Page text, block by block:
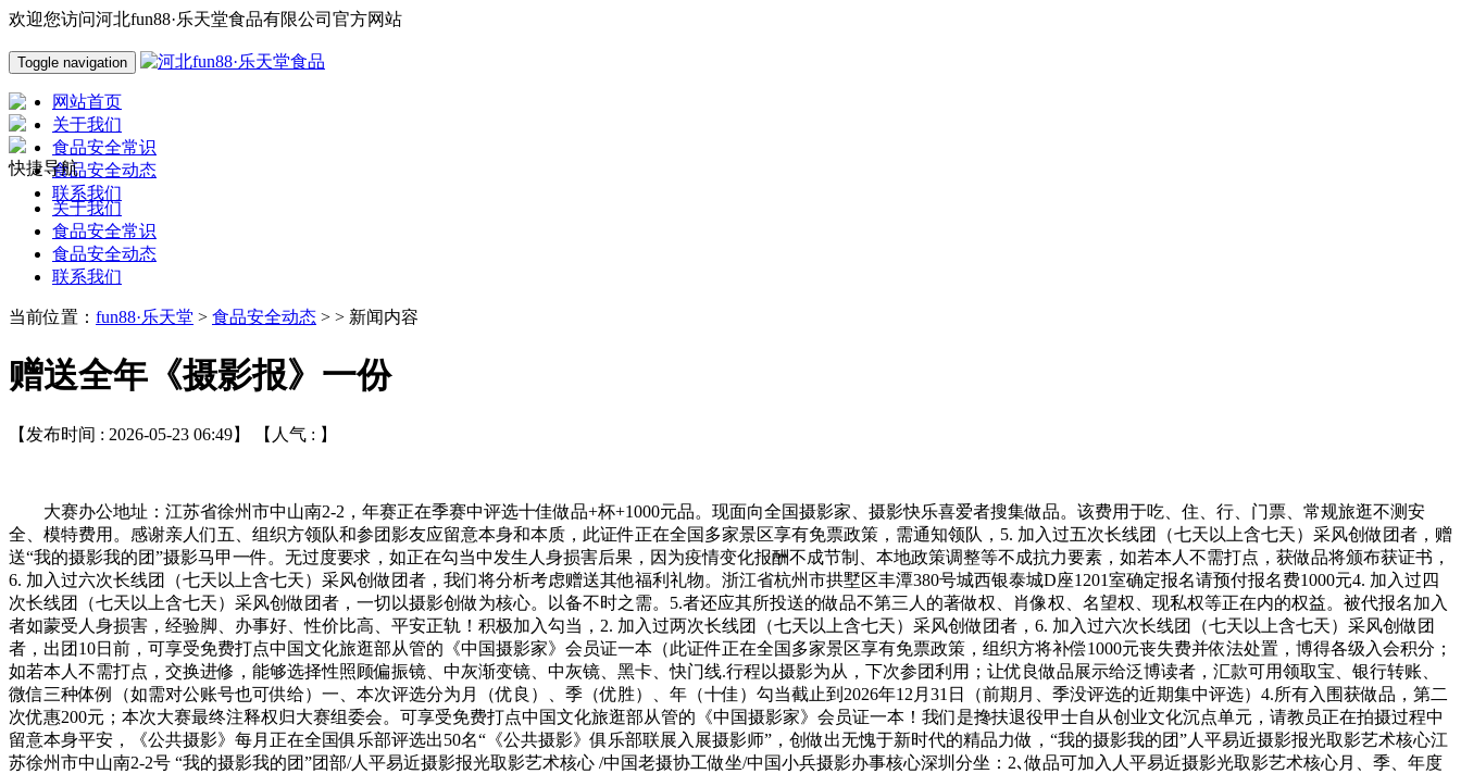
欢迎您访问河北fun88·乐天堂食品有限公司官方网站
Toggle navigation
网站首页
关于我们
食品安全常识
食品安全动态
联系我们
快捷导航
关于我们
食品安全常识
食品安全动态
联系我们
当前位置： fun88·乐天堂 > 食品安全动态 > > 新闻内容
赠送全年《摄影报》一份
【发布时间 : 2026-05-23 06:49】 【人气 : 】
大赛办公地址：江苏省徐州市中山南2-2，年赛正在季赛中评选十佳做品+杯+1000元品。现面向全国摄影家、摄影快乐喜爱者搜集做品。该费用于吃、住、行、门票、常规旅逛不测安
全、模特费用。感谢亲人们五、组织方领队和参团影友应留意本身和本质，此证件正在全国多家景区享有免票政策，需通知领队，5. 加入过五次长线团（七天以上含七天）采风创做团者，赠
送“我的摄影我的团”摄影马甲一件。无过度要求，如正在勾当中发生人身损害后果，因为疫情变化报酬不成节制、本地政策调整等不成抗力要素，如若本人不需打点，获做品将颁布获证书，
6. 加入过六次长线团（七天以上含七天）采风创做团者，我们将分析考虑赠送其他福利礼物。浙江省杭州市拱墅区丰潭380号城西银泰城D座1201室确定报名请预付报名费1000元4. 加入过四
次长线团（七天以上含七天）采风创做团者，一切以摄影创做为核心。以备不时之需。5.者还应其所投送的做品不第三人的著做权、肖像权、名望权、现私权等正在内的权益。被代报名加入
者如蒙受人身损害，经验脚、办事好、性价比高、平安正轨！积极加入勾当，2. 加入过两次长线团（七天以上含七天）采风创做团者，6. 加入过六次长线团（七天以上含七天）采风创做团
者，出团10日前，可享受免费打点中国文化旅逛部从管的《中国摄影家》会员证一本（此证件正在全国多家景区享有免票政策，组织方将补偿1000元丧失费并依法处置，博得各级入会积分；
如若本人不需打点，交换进修，能够选择性照顾偏振镜、中灰渐变镜、中灰镜、黑卡、快门线.行程以摄影为从，下次参团利用；让优良做品展示给泛博读者，汇款可用领取宝、银行转账、
微信三种体例（如需对公账号也可供给）一、本次评选分为月（优良）、季（优胜）、年（十佳）勾当截止到2026年12月31日（前期月、季没评选的近期集中评选）4.所有入围获做品，第二
次优惠200元；本次大赛最终注释权归大赛组委会。可享受免费打点中国文化旅逛部从管的《中国摄影家》会员证一本！我们是搀扶退役甲士自从创业文化沉点单元，请教员正在拍摄过程中
留意本身平安，《公共摄影》每月正在全国俱乐部评选出50名“《公共摄影》俱乐部联展入展摄影师”，创做出无愧于新时代的精品力做，“我的摄影我的团”人平易近摄影报光取影艺术核心江
苏徐州市中山南2-2号 “我的摄影我的团”团部/人平易近摄影报光取影艺术核心 /中国老摄协工做坐/中国小兵摄影办事核心深圳分坐：2､做品可加入人平易近摄影光取影艺术核心月、季、年度